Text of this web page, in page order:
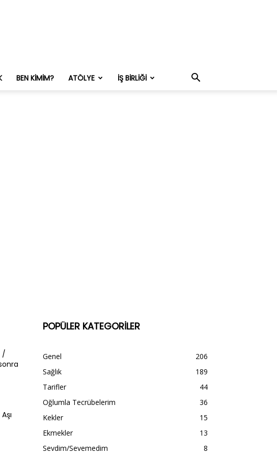
BEN KIMIM? ATÖLYE İŞ BIRLIĞI
/
POPÜLER KATEGORİLER
Genel
206
Sağlık
189
Tarifler
44
Oğlumla Tecrübelerim
36
Kekler
15
Ekmekler
13
Sevdim/Sevemedim
8